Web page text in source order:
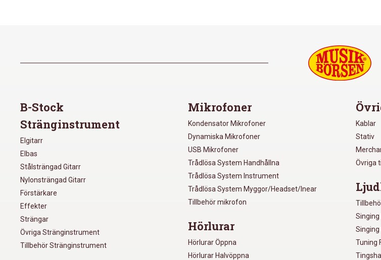
B-Stock
Stränginstrument
Elgitarr
Elbas
Stålsträngad Gitarr
Nylonsträngad Gitarr
Förstärkare
Effekter
Strängar
Övriga Stränginstrument
Tillbehör Stränginstrument
Mikrofoner
Kondensator Mikrofoner
Dynamiska Mikrofoner
USB Mikrofoner
Trådlösa System Handhållna
Trådlösa System Instrument
Trådlösa System Myggor/Headset/Inear
Tillbehör mikrofon
Hörlurar
Hörlurar Öppna
Hörlurar Halvöppna
Kablar
Stativ
Övriga
Singing
Singing
Tuning
Tingsha